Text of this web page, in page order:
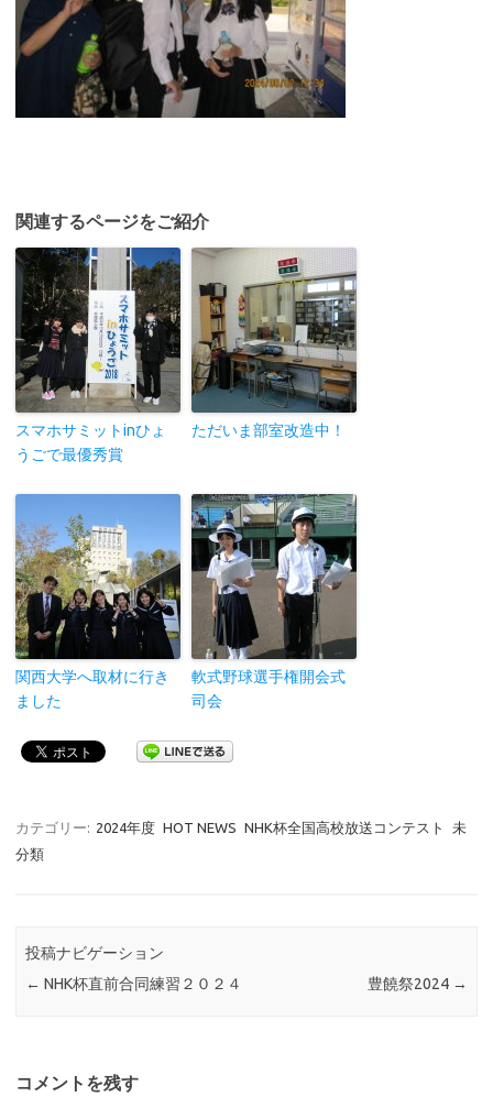
関連するページをご紹介
スマホサミットinひょ
うごで最優秀賞
ただいま部室改造中！
関西大学へ取材に行き
ました
軟式野球選手権開会式
司会
カテゴリー: 2024年度 HOT NEWS NHK杯全国高校放送コンテスト
未
分類
投稿ナビゲーション
← NHK杯直前合同練習２０２４ 豊饒祭2024 →
コメントを残す